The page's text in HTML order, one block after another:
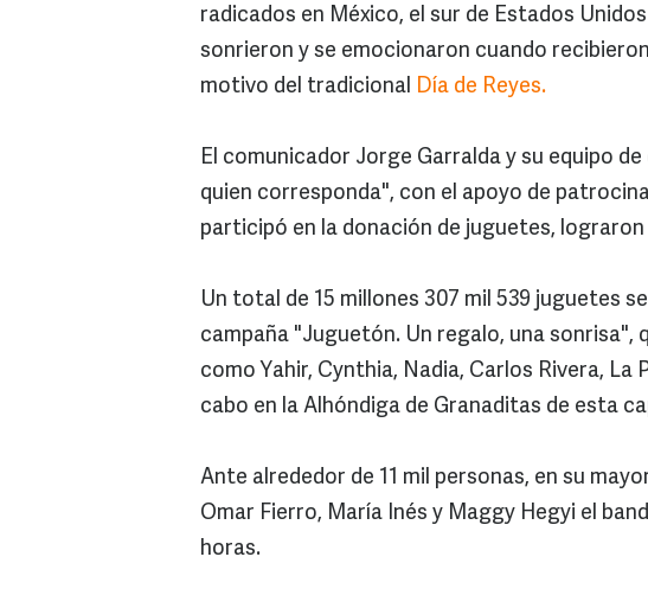
radicados en México, el sur de Estados
sonrieron y se emocionaron cuando
motivo del tradicional Día de Reyes.
El comunicador Jorge Garralda y su equipo
quien corresponda", con el apoyo de
participó en la donación de juguetes, lograron
Un total de 15 millones 307 mil 539 juguetes
campaña "Juguetón. Un regalo, una
como Yahir, Cynthia, Nadia, Carlos Rivera, La
cabo en la Alhóndiga de Granaditas de esta
Ante alrededor de 11 mil personas, en su
Omar Fierro, María Inés y Maggy Hegyi el
horas.